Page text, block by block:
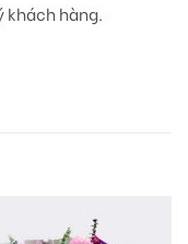
khách hàng.